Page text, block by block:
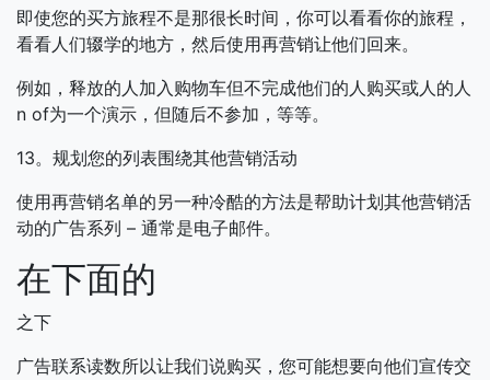
即使您的买方旅程不是那很长时间，你可以看看你的旅程，
看看人们辍学的地方，然后使用再营销让他们回来。
例如，释放的人加入购物车但不完成他们的人购买或人的人
n of为一个演示，但随后不参加，等等。
13。规划您的列表围绕其他营销活动
使用再营销名单的另一种冷酷的方法是帮助计划其他营销活
动的广告系列 – 通常是电子邮件。
在下面的
之下
广告联系读数所以让我们说购买，您可能想要向他们宣传交